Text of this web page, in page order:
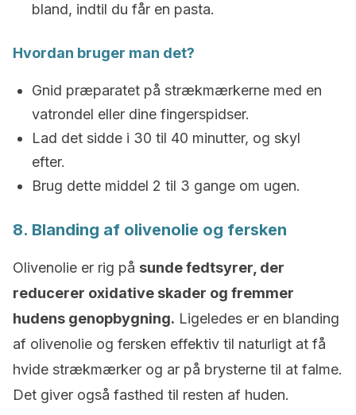
bland, indtil du får en pasta.
Hvordan bruger man det?
Gnid præparatet på strækmærkerne med en
vatrondel eller dine fingerspidser.
Lad det sidde i 30 til 40 minutter, og skyl
efter.
Brug dette middel 2 til 3 gange om ugen.
8. Blanding af olivenolie og fersken
Olivenolie er rig på sunde fedtsyrer, der
reducerer oxidative skader og fremmer
hudens genopbygning. Ligeledes er en blanding
af olivenolie og fersken effektiv til naturligt at få
hvide strækmærker og ar på brysterne til at falme.
Det giver også fasthed til resten af huden.